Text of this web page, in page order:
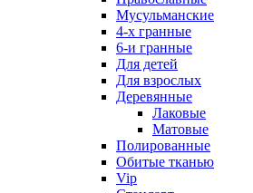
Мусульманские
4-х гранные
6-и гранные
Для детей
Для взрослых
Деревянные
Лаковые
Матовые
Полированные
Обитые тканью
Vip